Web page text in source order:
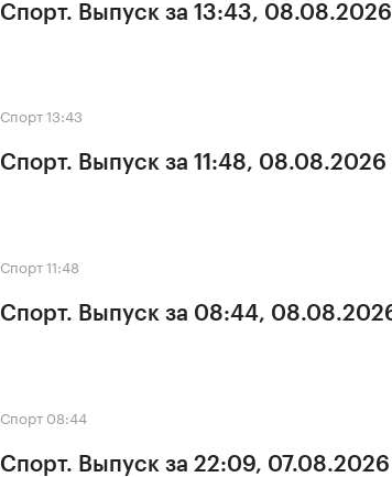
Спорт. Выпуск за 13:43, 08.08.2026
Спорт13:43
Спорт. Выпуск за 11:48, 08.08.2026
Спорт11:48
Спорт. Выпуск за 08:44,
Спорт 08:44
Спорт. Выпуск за 22:09, 07.08.2026